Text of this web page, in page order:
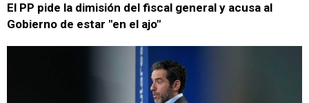
El PP pide la dimisión del fiscal general y acusa al
Gobierno de estar "en el ajo"